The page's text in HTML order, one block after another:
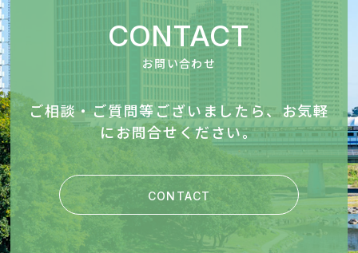
CONTACT
お問い合わせ
ご相談・ご質問等ございましたら、お気軽
にお問合せください。
CONTACT